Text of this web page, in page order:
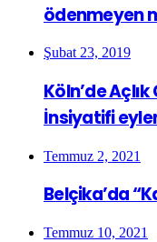
ödenmeyen
Şubat 23, 2019
Köln’de
İnsiyatifi
Temmuz 2, 2021
Belçika’da
Temmuz 10, 2021